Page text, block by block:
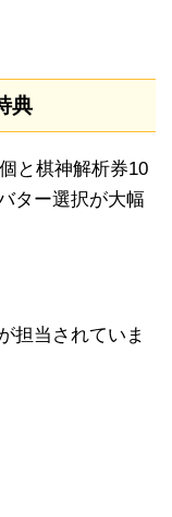
典
と棋神解析券10
ター選択が大幅
担当されていま